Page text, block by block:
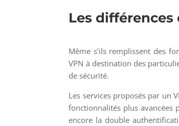
Les
Même s’ils remplissent des
VPN à destination des
de sécurité.
Les services proposés par un
fonctionnalités plus avancées
encore la double